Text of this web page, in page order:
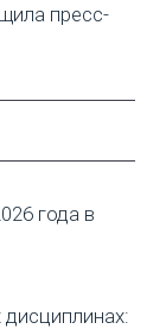
пресс-
года в